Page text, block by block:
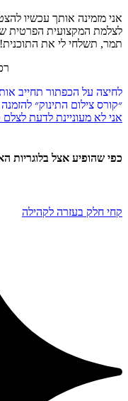
אני מזמינה אותך עכשיו
לצלמת המקצועית הפרטית
תמר, תשלחי לי את התוכנית!
״קורס צילום התינוק״
אני לא מעוניינת לדעת
כפי שהופיע אצל בלוגריות
קחי חלק בעזרה לקהילה